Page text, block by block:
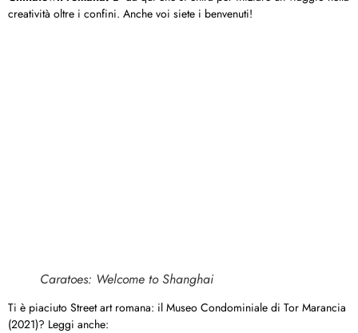
creatività oltre i confini. Anche voi siete i benvenuti!
Caratoes: Welcome to Shanghai
Ti è piaciuto Street art romana: il Museo Condominiale di Tor Marancia
(2021)? Leggi anche: